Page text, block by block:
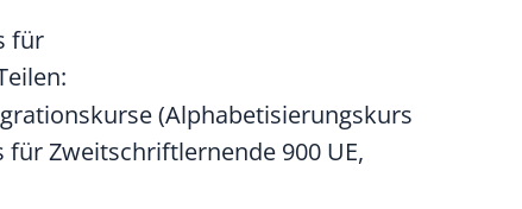
für
(Alphabetisierungskurs
für Zweitschriftlernende 900 UE,